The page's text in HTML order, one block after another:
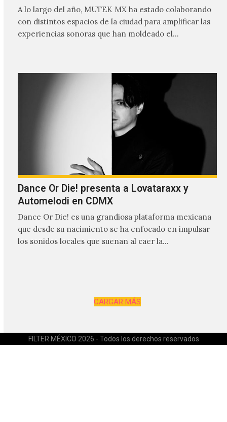
A lo largo del año, MUTEK MX ha estado colaborando
con distintos espacios de la ciudad para amplificar las
experiencias sonoras que han moldeado el…
Dance Or Die! presenta a Lovataraxx y
Automelodi en CDMX
Dance Or Die! es una grandiosa plataforma mexicana
que desde su nacimiento se ha enfocado en impulsar
los sonidos locales que suenan al caer la…
CARGAR MÁS
FILTER MÉXICO 2026 - Todos los derechos reservados